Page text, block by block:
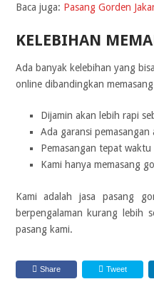
Baca juga: Pasang Gorden
KELEBIHAN
Ada banyak kelebihan yang
online dibandingkan
Dijamin akan lebih rapi
Ada garansi
Pemasangan tepat
Kami hanya memasang
Kami adalah jasa pasang
berpengalaman kurang lebih
pasang kami.
Share Tweet